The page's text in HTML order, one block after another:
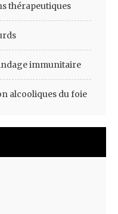
thérapeutiques
immunitaire
alcooliques du foie